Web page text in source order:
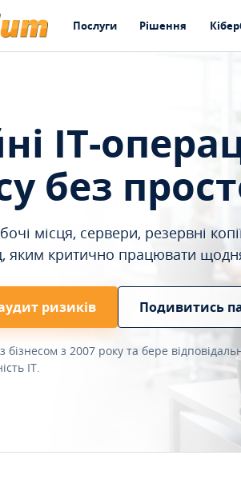
Послуги Рішення
IT-
без
місця, сервери, резервні
яким критично працювати
ризиків Подивитись
з 2007 року та бере
IT.